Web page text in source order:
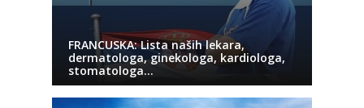
FRANCUSKA: Lista naših lekara,
dermatologa, ginekologa, kardiologa,
stomatologa…